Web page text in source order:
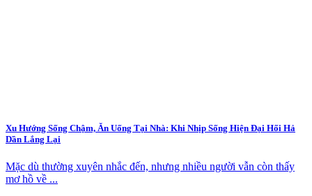
Xu Hướng Sống Chậm, Ăn Uống Tại Nhà: Khi Nhịp Sống Hiện Đại Hối Hả
Dần Lắng Lại
Mặc dù thường xuyên nhắc đến, nhưng nhiều người vẫn còn thấy
mơ hồ về ...